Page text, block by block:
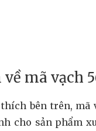
mã vạch
bên trên, mã
cho sản phẩm